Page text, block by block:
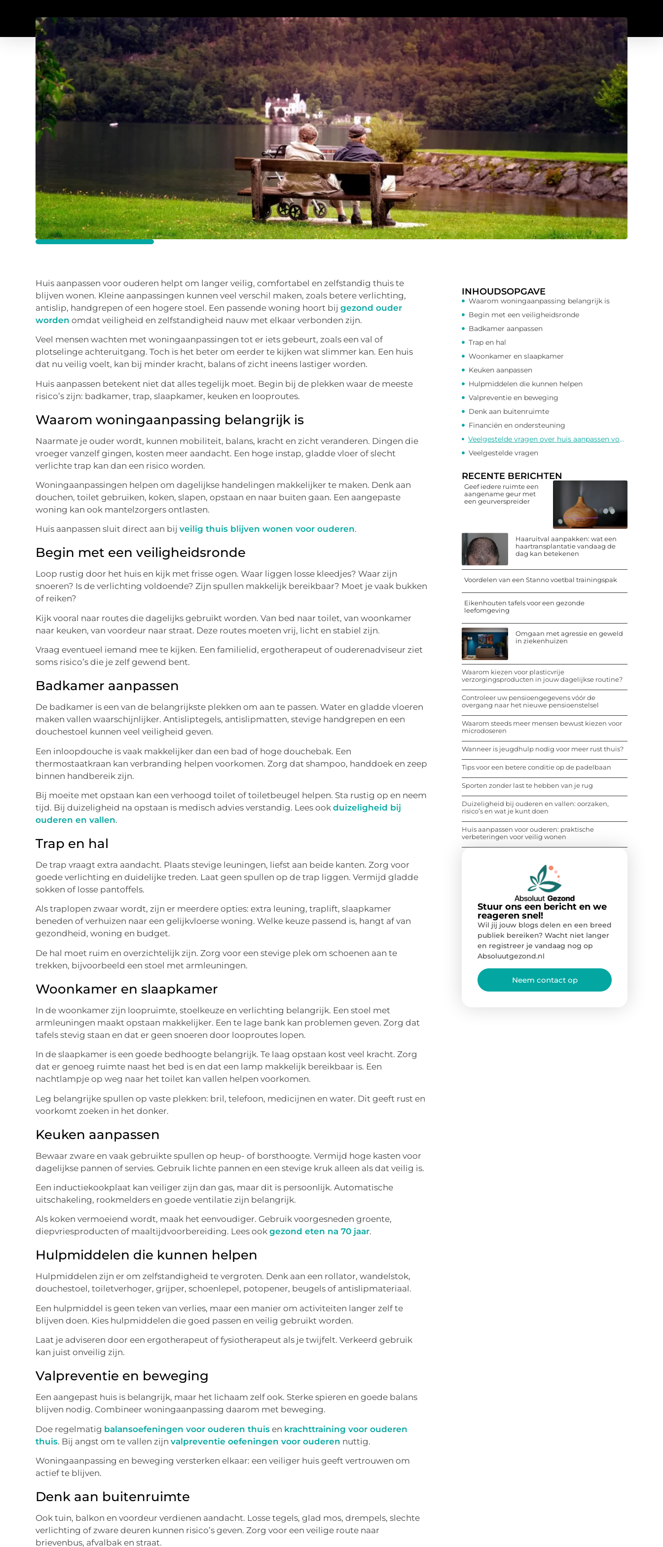
Huis aanpassen voor ouderen helpt om langer veilig, comfortabel en zelfstandig thuis te
blijven wonen. Kleine aanpassingen kunnen veel verschil maken, zoals betere verlichting,
antislip, handgrepen of een hogere stoel. Een passende woning hoort bij gezond ouder
worden omdat veiligheid en zelfstandigheid nauw met elkaar verbonden zijn.
Veel mensen wachten met woningaanpassingen tot er iets gebeurt, zoals een val of
plotselinge achteruitgang. Toch is het beter om eerder te kijken wat slimmer kan. Een huis
dat nu veilig voelt, kan bij minder kracht, balans of zicht ineens lastiger worden.
Huis aanpassen betekent niet dat alles tegelijk moet. Begin bij de plekken waar de meeste
risico’s zijn: badkamer, trap, slaapkamer, keuken en looproutes.
Waarom woningaanpassing belangrijk is
Naarmate je ouder wordt, kunnen mobiliteit, balans, kracht en zicht veranderen. Dingen die
vroeger vanzelf gingen, kosten meer aandacht. Een hoge instap, gladde vloer of slecht
verlichte trap kan dan een risico worden.
Woningaanpassingen helpen om dagelijkse handelingen makkelijker te maken. Denk aan
douchen, toilet gebruiken, koken, slapen, opstaan en naar buiten gaan. Een aangepaste
woning kan ook mantelzorgers ontlasten.
Huis aanpassen sluit direct aan bij veilig thuis blijven wonen voor ouderen.
Begin met een veiligheidsronde
Loop rustig door het huis en kijk met frisse ogen. Waar liggen losse kleedjes? Waar zijn
snoeren? Is de verlichting voldoende? Zijn spullen makkelijk bereikbaar? Moet je vaak bukken
of reiken?
Kijk vooral naar routes die dagelijks gebruikt worden. Van bed naar toilet, van woonkamer
naar keuken, van voordeur naar straat. Deze routes moeten vrij, licht en stabiel zijn.
Vraag eventueel iemand mee te kijken. Een familielid, ergotherapeut of ouderenadviseur ziet
soms risico’s die je zelf gewend bent.
Badkamer aanpassen
De badkamer is een van de belangrijkste plekken om aan te passen. Water en gladde vloeren
maken vallen waarschijnlijker. Antisliptegels, antislipmatten, stevige handgrepen en een
douchestoel kunnen veel veiligheid geven.
Een inloopdouche is vaak makkelijker dan een bad of hoge douchebak. Een
thermostaatkraan kan verbranding helpen voorkomen. Zorg dat shampoo, handdoek en zeep
binnen handbereik zijn.
Bij moeite met opstaan kan een verhoogd toilet of toiletbeugel helpen. Sta rustig op en neem
tijd. Bij duizeligheid na opstaan is medisch advies verstandig. Lees ook duizeligheid bij
ouderen en vallen.
Trap en hal
De trap vraagt extra aandacht. Plaats stevige leuningen, liefst aan beide kanten. Zorg voor
goede verlichting en duidelijke treden. Laat geen spullen op de trap liggen. Vermijd gladde
sokken of losse pantoffels.
Als traplopen zwaar wordt, zijn er meerdere opties: extra leuning, traplift, slaapkamer
beneden of verhuizen naar een gelijkvloerse woning. Welke keuze passend is, hangt af van
gezondheid, woning en budget.
De hal moet ruim en overzichtelijk zijn. Zorg voor een stevige plek om schoenen aan te
trekken, bijvoorbeeld een stoel met armleuningen.
Woonkamer en slaapkamer
In de woonkamer zijn loopruimte, stoelkeuze en verlichting belangrijk. Een stoel met
armleuningen maakt opstaan makkelijker. Een te lage bank kan problemen geven. Zorg dat
tafels stevig staan en dat er geen snoeren door looproutes lopen.
In de slaapkamer is een goede bedhoogte belangrijk. Te laag opstaan kost veel kracht. Zorg
dat er genoeg ruimte naast het bed is en dat een lamp makkelijk bereikbaar is. Een
nachtlampje op weg naar het toilet kan vallen helpen voorkomen.
Leg belangrijke spullen op vaste plekken: bril, telefoon, medicijnen en water. Dit geeft rust en
voorkomt zoeken in het donker.
Keuken aanpassen
Bewaar zware en vaak gebruikte spullen op heup- of borsthoogte. Vermijd hoge kasten voor
dagelijkse pannen of servies. Gebruik lichte pannen en een stevige kruk alleen als dat veilig is.
Een inductiekookplaat kan veiliger zijn dan gas, maar dit is persoonlijk. Automatische
uitschakeling, rookmelders en goede ventilatie zijn belangrijk.
Als koken vermoeiend wordt, maak het eenvoudiger. Gebruik voorgesneden groente,
diepvriesproducten of maaltijdvoorbereiding. Lees ook gezond eten na 70 jaar.
Hulpmiddelen die kunnen helpen
Hulpmiddelen zijn er om zelfstandigheid te vergroten. Denk aan een rollator, wandelstok,
douchestoel, toiletverhoger, grijper, schoenlepel, potopener, beugels of antislipmateriaal.
Een hulpmiddel is geen teken van verlies, maar een manier om activiteiten langer zelf te
blijven doen. Kies hulpmiddelen die goed passen en veilig gebruikt worden.
Laat je adviseren door een ergotherapeut of fysiotherapeut als je twijfelt. Verkeerd gebruik
kan juist onveilig zijn.
Valpreventie en beweging
Een aangepast huis is belangrijk, maar het lichaam zelf ook. Sterke spieren en goede balans
blijven nodig. Combineer woningaanpassing daarom met beweging.
Doe regelmatig balansoefeningen voor ouderen thuis en krachttraining voor ouderen
thuis. Bij angst om te vallen zijn valpreventie oefeningen voor ouderen nuttig.
Woningaanpassing en beweging versterken elkaar: een veiliger huis geeft vertrouwen om
actief te blijven.
Denk aan buitenruimte
Ook tuin, balkon en voordeur verdienen aandacht. Losse tegels, glad mos, drempels, slechte
verlichting of zware deuren kunnen risico’s geven. Zorg voor een veilige route naar
brievenbus, afvalbak en straat.
INHOUDSOPGAVE
Waarom woningaanpassing belangrijk is
Begin met een veiligheidsronde
Badkamer aanpassen
Trap en hal
Woonkamer en slaapkamer
Keuken aanpassen
Hulpmiddelen die kunnen helpen
Valpreventie en beweging
Denk aan buitenruimte
Financiën en ondersteuning
Veelgestelde vragen over huis aanpassen voor ouderen
Veelgestelde vragen
RECENTE BERICHTEN
Geef iedere ruimte een
aangename geur met
een geurverspreider
Haaruitval aanpakken: wat een
haartransplantatie vandaag de
dag kan betekenen
Voordelen van een Stanno voetbal trainingspak
Eikenhouten tafels voor een gezonde
leefomgeving
Omgaan met agressie en geweld
in ziekenhuizen
Waarom kiezen voor plasticvrije
verzorgingsproducten in jouw dagelijkse routine?
Controleer uw pensioengegevens vóór de
overgang naar het nieuwe pensioenstelsel
Waarom steeds meer mensen bewust kiezen voor
microdoseren
Wanneer is jeugdhulp nodig voor meer rust thuis?
Tips voor een betere conditie op de padelbaan
Sporten zonder last te hebben van je rug
Duizeligheid bij ouderen en vallen: oorzaken,
risico’s en wat je kunt doen
Huis aanpassen voor ouderen: praktische
verbeteringen voor veilig wonen
Stuur ons een bericht en we
reageren snel!
Wil jij jouw blogs delen en een breed
publiek bereiken? Wacht niet langer
en registreer je vandaag nog op
Absoluutgezond.nl
Neem contact op